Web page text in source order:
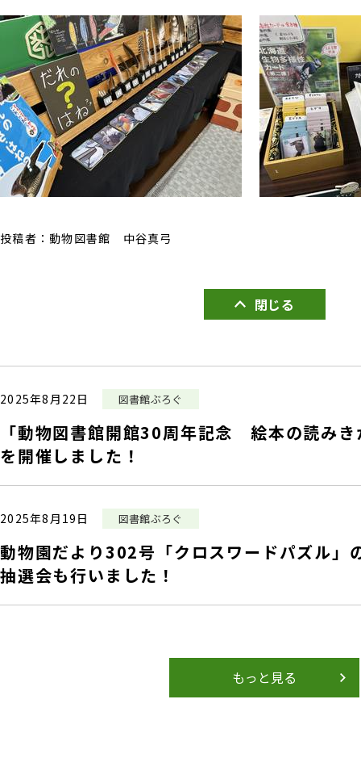
投稿者：動物図書館 中谷真弓
閉じる
2025年8月22日 図書館ぶろぐ
「動物図書館開館30周年記念 絵本の読み
を開催しました！
2025年8月19日 図書館ぶろぐ
動物園だより302号「クロスワードパズル
抽選会も行いました！
もっと見る